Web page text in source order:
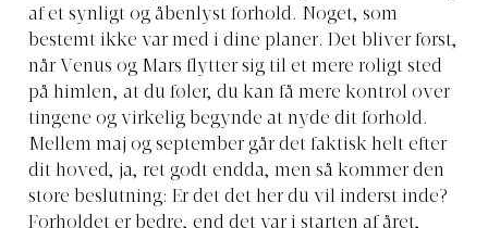
af et synligt og åbenlyst forhold. Noget, som
bestemt ikke var med i dine planer. Det bliver først,
når Venus og Mars flytter sig til et mere roligt sted
på himlen, at du føler, du kan få mere kontrol over
tingene og virkelig begynde at nyde dit forhold.
Mellem maj og september går det faktisk helt efter
dit hoved, ja, ret godt endda, men så kommer den
store beslutning: Er det det her du vil inderst inde?
Forholdet er bedre, end det var i starten af året,